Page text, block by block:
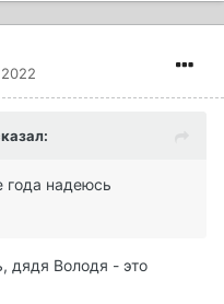
года надеюсь
дядя Володя - это